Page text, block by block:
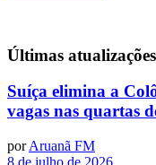
Últimas atualizações
Suíça elimina a
vagas nas quartas
por Aruanã FM